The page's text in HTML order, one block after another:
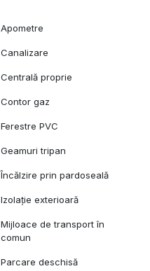
Apometre
Canalizare
Centrală proprie
Contor gaz
Ferestre PVC
Geamuri tripan
Încălzire prin pardoseală
Izolație exterioară
Mijloace de transport în
comun
Parcare deschisă